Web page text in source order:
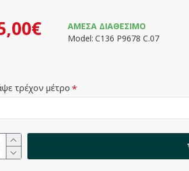
ΆΜΕΣΑ ΔΙΑΘΈΣΙΜΟ
Model: C136 P9678 C.07
τρέχον μέτρο